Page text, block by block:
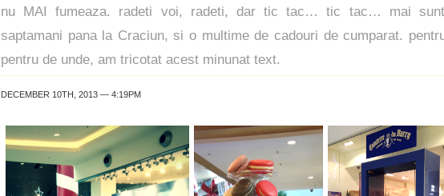
nu MAI fumeaza. radeti voi, radeti, dar tic tac… tic tac… mai
saptamani pana la Craciun, si o multime de cadouri de cumparat.
pentru de unde, am tricotat acest minunat text.
DECEMBER 10TH, 2013 — 4:19PM